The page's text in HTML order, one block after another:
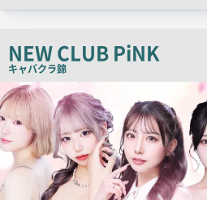
ピ
ー
NEW CLUB PiNK
キャバクラ錦
検
索
結
果
一
覧
用
画